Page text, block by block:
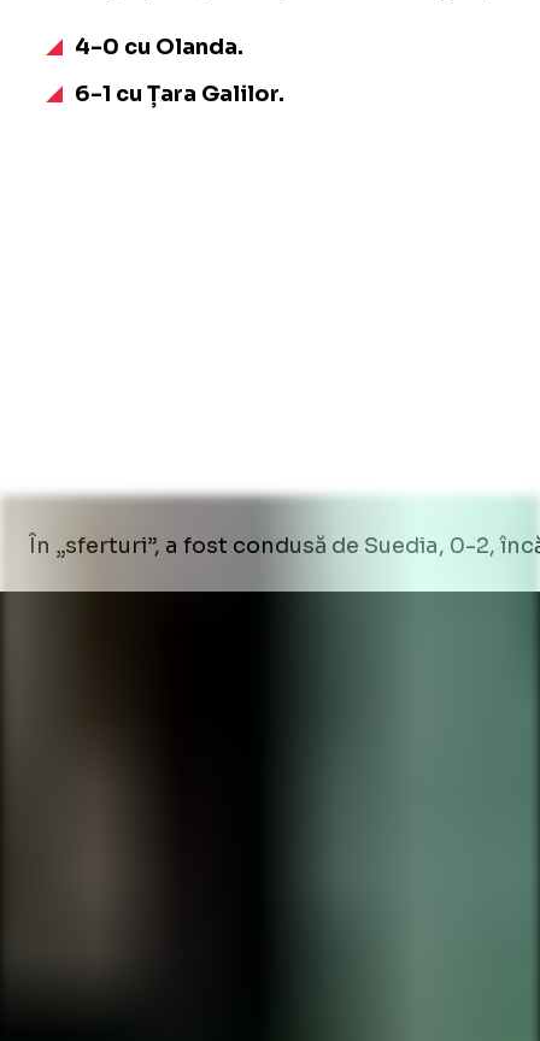
4-0 cu Olanda.
6-1 cu Țara Galilor.
În „sferturi”, a fost condusă de Suedia, 0-2,